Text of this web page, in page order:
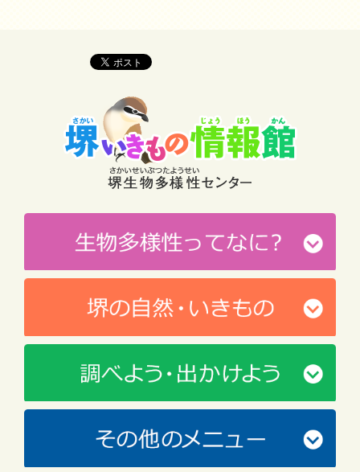
毎日新聞デジタル
カナヘビも住む恵比寿ガーデンプレイス、東京
都心で育まれる生態系 [東京都] - 朝日新聞
増殖アライグマ、闘う獣医師夫妻 特定外来生
2026.07.11
元男性撮影 [千葉県] - 朝日新聞
2026.07.09
オオタカの繁殖成功率が2年連続大幅低下 希少
種解除9年目の危機 - 朝日新聞
2026.07.09
絶滅危機、「レッドリスト」最新版…海底資源